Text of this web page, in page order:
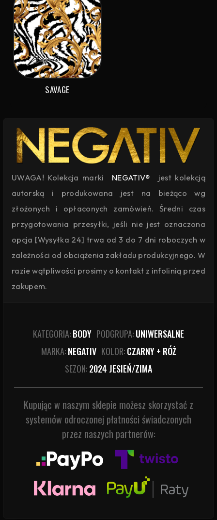
SAVAGE
UWAGA! Kolekcja marki NEGATIV®
jest kolekcją
autorską i produkowana jest na bieżąco wg
złożonych i opłaconych zamówień. Średni czas
przygotowania przesyłki, jeśli nie jest oznaczona
opcja [Wysyłka 24] trwa od 3 do 7 dni roboczych w
zależności od obciążenia zakładu produkcyjnego. W
razie wątpliwości prosimy o kontakt z infolinią przed
zakupem.
KATEGORIA:BODY PODGRUPA:UNIWERSALNE
MARKA:NEGATIV KOLOR:CZARNY + RÓŻ
SEZON:2024 JESIEŃ/ZIMA
Kupując w naszym sklepie możesz skorzystać z
systemów odroczonej płatności świadczonych
przez naszych partnerów: